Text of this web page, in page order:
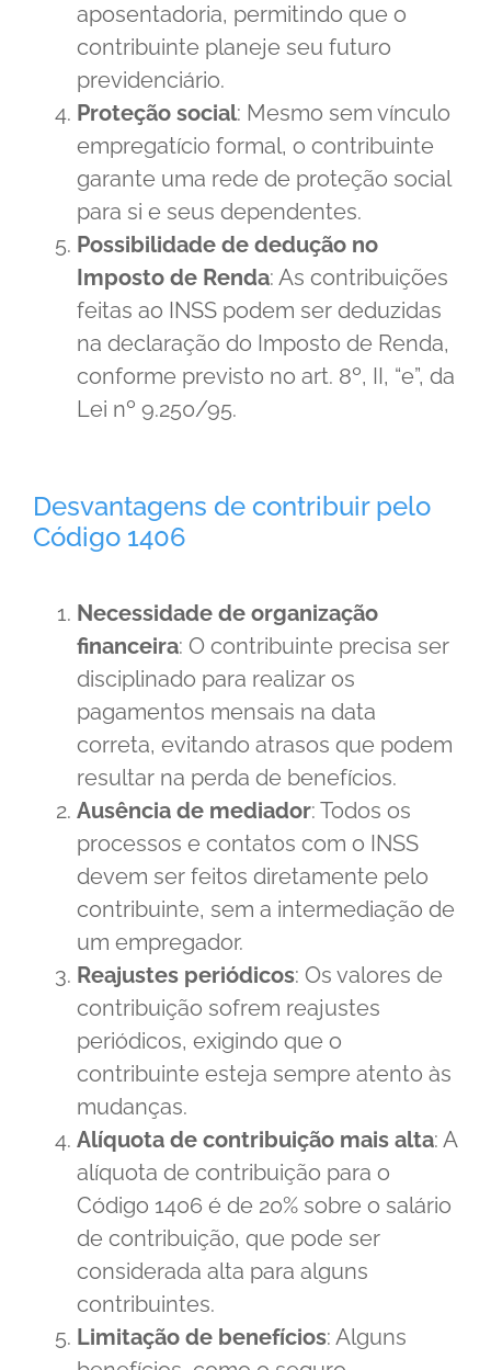
aposentadoria, permitindo que o
contribuinte planeje seu futuro
previdenciário.
Proteção social: Mesmo sem vínculo
empregatício formal, o contribuinte
garante uma rede de proteção social
para si e seus dependentes.
Possibilidade de dedução no
Imposto de Renda: As contribuições
feitas ao INSS podem ser deduzidas
na declaração do Imposto de Renda,
conforme previsto no art. 8º, II, “e”, da
Lei nº 9.250/95.
Desvantagens de contribuir pelo
Código 1406
Necessidade de organização
financeira: O contribuinte precisa ser
disciplinado para realizar os
pagamentos mensais na data
correta, evitando atrasos que podem
resultar na perda de benefícios.
Ausência de mediador: Todos os
processos e contatos com o INSS
devem ser feitos diretamente pelo
contribuinte, sem a intermediação de
um empregador.
Reajustes periódicos: Os valores de
contribuição sofrem reajustes
periódicos, exigindo que o
contribuinte esteja sempre atento às
mudanças.
Alíquota de contribuição mais alta: A
alíquota de contribuição para o
Código 1406 é de 20% sobre o salário
de contribuição, que pode ser
considerada alta para alguns
contribuintes.
Limitação de benefícios: Alguns